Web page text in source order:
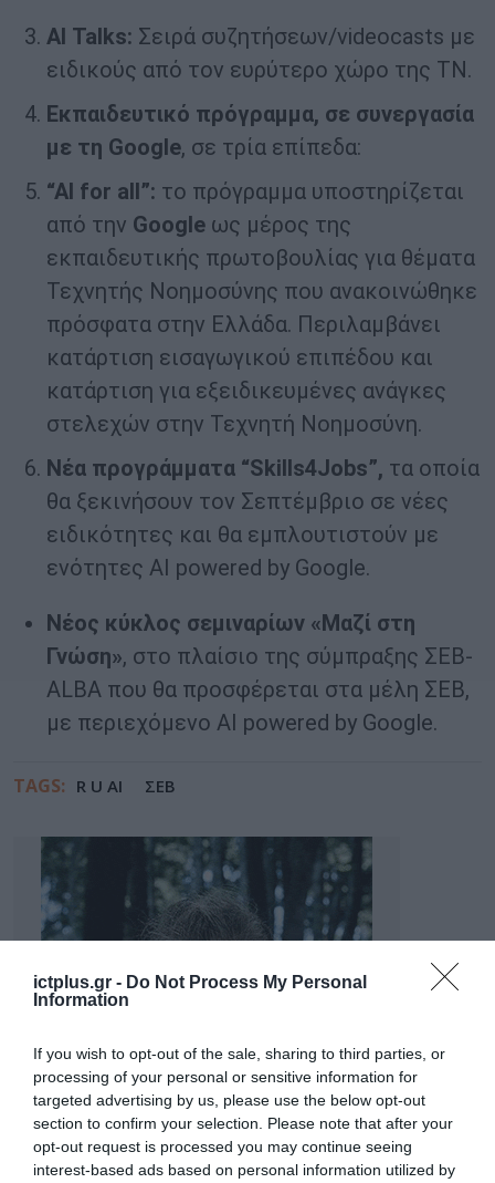
ictplus.gr - Do Not Process My Personal
Information
If you wish to opt-out of the sale, sharing to third parties, or
processing of your personal or sensitive information for
targeted advertising by us, please use the below opt-out
section to confirm your selection. Please note that after your
opt-out request is processed you may continue seeing
interest-based ads based on personal information utilized by
AI Talks: Σειρά συζητήσεων/videocasts με
ειδικούς από τον ευρύτερο χώρο της ΤΝ.
Εκπαιδευτικό πρόγραμμα, σε συνεργασία
με τη Google, σε τρία επίπεδα:
“AI for all ”: το πρόγραμμα υποστηρίζεται
από την Google ως μέρος της
εκπαιδευτικής πρωτοβουλίας για θέματα
Τεχνητής Νοημοσύνης που ανακοινώθηκε
πρόσφατα στην Ελλάδα. Περιλαμβάνει
κατάρτιση εισαγωγικού επιπέδου και
κατάρτιση για εξειδικευμένες ανάγκες
στελεχών στην Τεχνητή Νοημοσύνη.
Νέα προγράμματα “Skills4Jobs”, τα οποία
θα ξεκινήσουν τον Σεπτέμβριο σε νέες
ειδικότητες και θα εμπλουτιστούν με
ενότητες ΑΙ powered by Google.
Νέος κύκλος σεμιναρίων «Μαζί στη
Γνώση», στο πλαίσιο της σύμπραξης ΣΕΒ-
ΑLBA που θα προσφέρεται στα μέλη ΣΕΒ,
με περιεχόμενο ΑΙ powered by Google.
TAGS: R U AI ΣΕΒ